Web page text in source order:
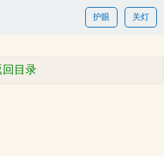
关灯
护眼
回目录